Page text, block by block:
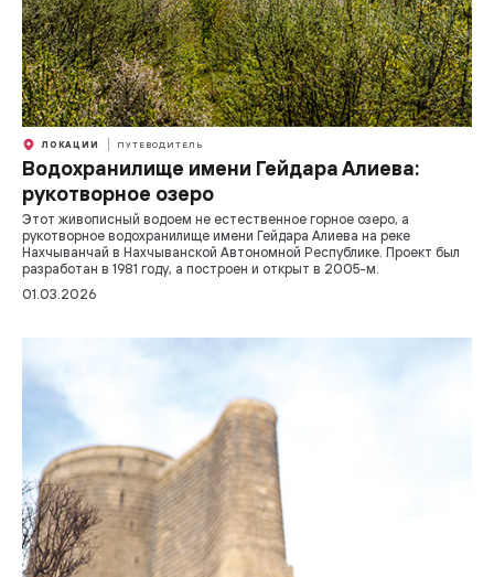
ЛОКАЦИИ ПУТЕВОДИТЕЛЬ
Водохранилище имени Гейдара Алиева:
рукотворное озеро
Этот живописный водоем не естественное горное озеро, а
рукотворное водохранилище имени Гейдара Алиева на реке
Нахчыванчай в Нахчыванской Автономной Республике. Проект был
разработан в 1981 году, а построен и открыт в 2005-м.
01.03.2026